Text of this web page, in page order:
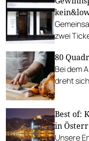
zwei
80
Bei dem
dreht
Best of:
in
Unsere